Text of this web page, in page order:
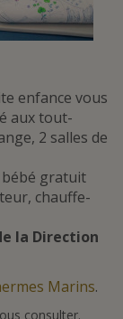
enfance vous
aux tout-
2 salles de
gratuit
chauffe-
la Direction
Marins.
consulter.